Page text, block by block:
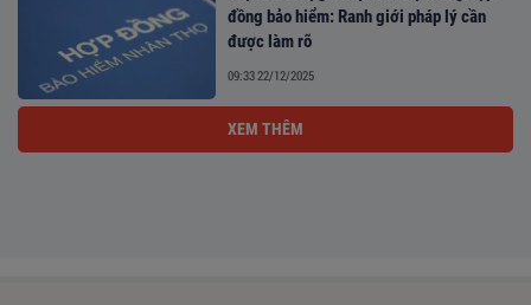
đồng bảo hiểm: Ranh giới pháp lý cần
được làm rõ
09:33 22/12/2025
XEM THÊM